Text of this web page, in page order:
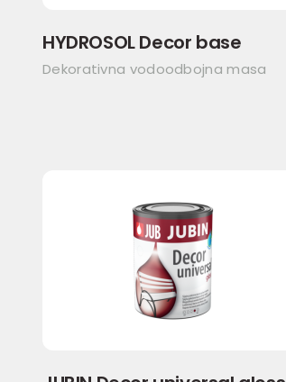
HYDROSOL Decor base
Dekorativna vodoodbojna masa